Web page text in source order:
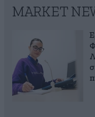
MARKET